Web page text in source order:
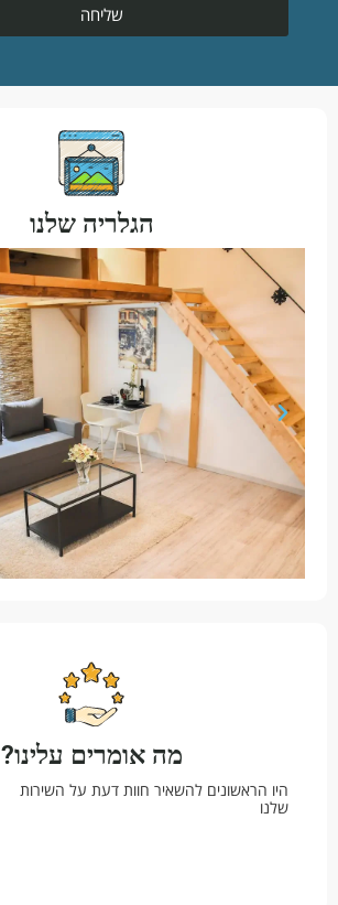
שליחה
הגלריה שלנו
מה אומרים עלינו?
היו הראשונים להשאיר חוות דעת על השירות
שלנו